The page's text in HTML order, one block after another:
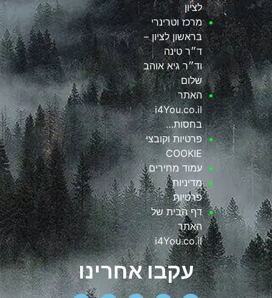
לציון
מרכז וטרינרי
בראשון לציון –
ד״ר טינה
וד״ר גיא אוהב
שלום
האתר
i4You.co.il
בחסות…
פרטיות וקובצי
COOKIE
עמוד מחירים
מדיניות
פרטיות
דף הבית של
האתר
i4You.co.il
עקבו אחרינו